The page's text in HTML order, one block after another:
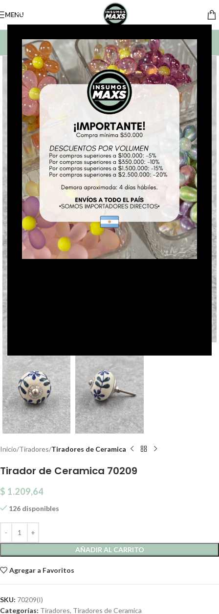
MENU
BUSCAR PRODUCTOS
Inicio Tiradores Tiradores de Ceramica
Tirador de Ceramica 70209
$ 1.209,64
126 disponibles
AÑADIR AL CARRITO
Agregar a Favoritos
SKU: 70209(I)
Categorías: Tiradores, Tiradores de Ceramica